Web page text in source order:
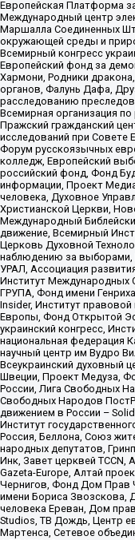
Европейская Платформа
Международный центр
Маршалла Соединенных
окружающей среды и
Всемирный конгресс
Европейский фонд за
Хармони, Родники
органов, Фалунь Дафа,
расследованию
Всемирная организация
Пражский гражданский
исследований при Совете
Форум русскоязычных
колледж, Европейский
российский фонд, Фонд
информации, Проект
человека, Духовное
Христианской Церкви,
Международный
движение, Всемирный
Церковь Духовной
наблюдению за
УРАЛ, Ассоциация
Институт
ГРУПА, Фонд имени
Insider, Институт
Европы, Фонд Открытой
украинский конгресс,
национальная федерация
научный центр им Вудро
Всеукраинский духовный
Швеции, Проект Медуза,
России, Лига Свободных
Свободных Народов
движением в России –
Институт
Россия, Беллона, Союз
народных депутатов,
Инк, Завет церквей
Gazeta-Europe, Алтай
Чернигов, Фонд Дом Прав
имени Бориса Звозскова,
человека Ереван, Дом
Studios, ТВ Дождь, Центр
Мартенса, Сетевое